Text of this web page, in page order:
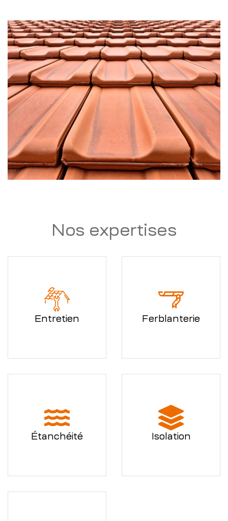
Nos expertises
Entretien Ferblanterie
Étanchéité Isolation